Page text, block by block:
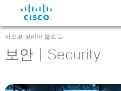
시스코 코리아 블로그
보안 | Security